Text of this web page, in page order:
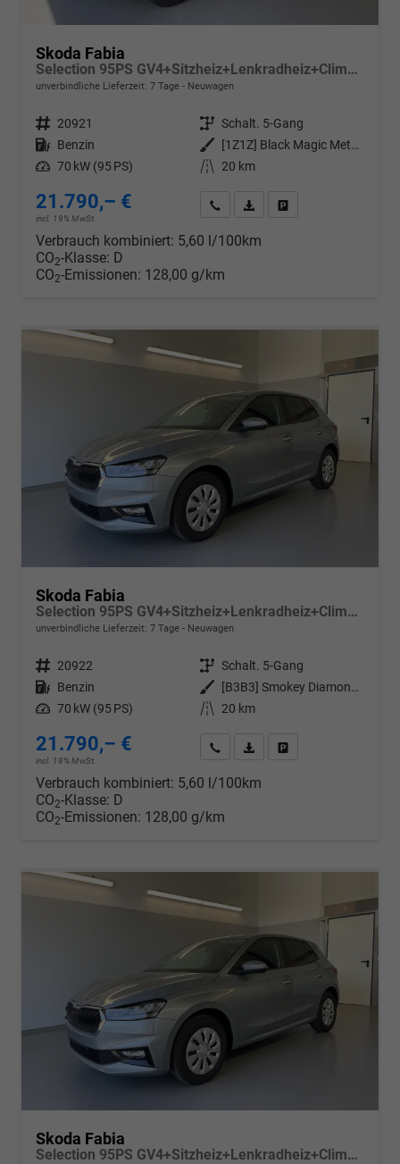
Skoda Fabia
Selection 95PS GV4+Sitzheiz+Lenkradheiz+Climatronic+Sunset+AppConnect+PDC
unverbindliche Lieferzeit: 7 Tage Neuwagen
Fahrzeugnr. 20921 Getriebe Schalt. 5-Gang
Kraftstoff Benzin Außenfarbe
[1Z1Z] Black Magic Metallic
Leistung 70 kW (95 PS) Kilometerstand 20 km
21.790,– €
incl. 19% MwSt.
Wir rufen Sie anPDF-Datei, Fahrzeugexposé
Verbrauch kombiniert: 5,60 l/100km
CO2-Klasse: D
CO2-Emissionen: 128,00 g/km
Skoda Fabia
Selection 95PS GV4+Sitzheiz+Lenkradheiz+Climatronic+Sunset+AppConnect+PDC
unverbindliche Lieferzeit: 7 Tage Neuwagen
Fahrzeugnr. 20922 Getriebe Schalt. 5-Gang
Kraftstoff Benzin Außenfarbe
[B3B3] Smokey Diamond-Silber Metallic
Leistung 70 kW (95 PS) Kilometerstand 20 km
21.790,– €
incl. 19% MwSt.
Wir rufen Sie anPDF-Datei, Fahrzeugexposé
Verbrauch kombiniert: 5,60 l/100km
CO2-Klasse: D
CO2-Emissionen: 128,00 g/km
Skoda Fabia
Selection 95PS GV4+Sitzheiz+Lenkradheiz+Climatronic+Sunset+AppConnect+PDC